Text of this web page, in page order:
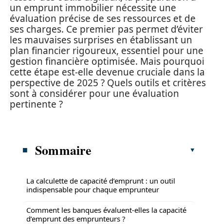
un emprunt immobilier nécessite une
évaluation précise de ses ressources et de
ses charges. Ce premier pas permet d’éviter
les mauvaises surprises en établissant un
plan financier rigoureux, essentiel pour une
gestion financière optimisée. Mais pourquoi
cette étape est-elle devenue cruciale dans la
perspective de 2025 ? Quels outils et critères
sont à considérer pour une évaluation
pertinente ?
Sommaire
La calculette de capacité d’emprunt : un outil
indispensable pour chaque emprunteur
Comment les banques évaluent-elles la capacité
d’emprunt des emprunteurs ?